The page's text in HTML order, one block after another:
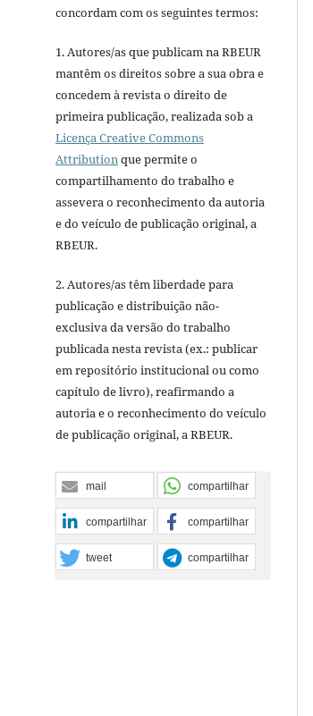
concordam com os seguintes termos:
1. Autores/as que publicam na RBEUR
mantêm os direitos sobre a sua obra e
concedem à revista o direito de
primeira publicação, realizada sob a
Licença Creative Commons
Attributionque permite o
compartilhamento do trabalho e
assevera o reconhecimento da autoria
e do veículo de publicação original, a
RBEUR.
2. Autores/as têm liberdade para
publicação e distribuição não-
exclusiva da versão do trabalho
publicada nesta revista (ex.: publicar
em repositório institucional ou como
capítulo de livro), reafirmando a
autoria e o reconhecimento do veículo
de publicação original, a RBEUR.
mail compartilhar
compartilhar compartilhar
tweet compartilhar